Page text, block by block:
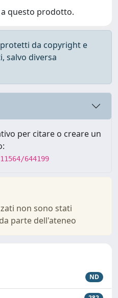
questo prodotto.
da copyright e
salvo diversa
per citare o creare un
644199
non sono stati
parte dell'ateneo
ND